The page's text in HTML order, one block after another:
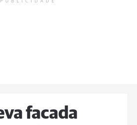
PUBLICIDADE
facada